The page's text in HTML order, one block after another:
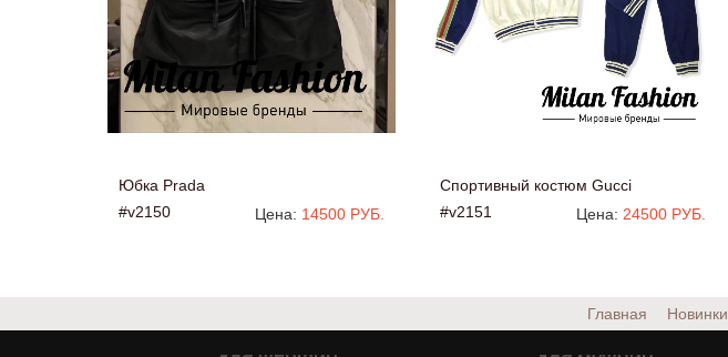
Юбка Prada
#v2150
Цена: 14500 РУБ.
Спортивный костюм Gucci
#v2151
Цена: 24500 РУБ.
Главная Новинки